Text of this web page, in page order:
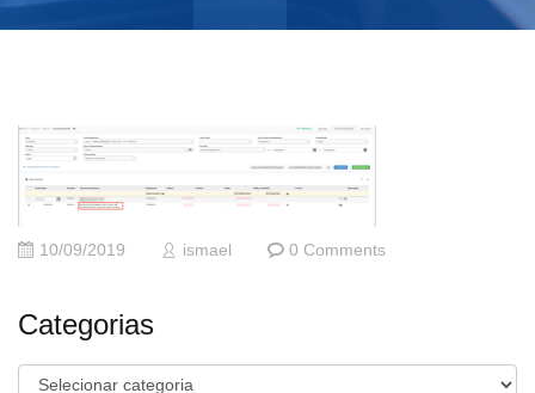
10/09/2019 ismael 0 Comments
Categorias
Categorias